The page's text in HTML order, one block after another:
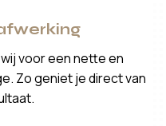
voor een nette en
Zo geniet je direct van